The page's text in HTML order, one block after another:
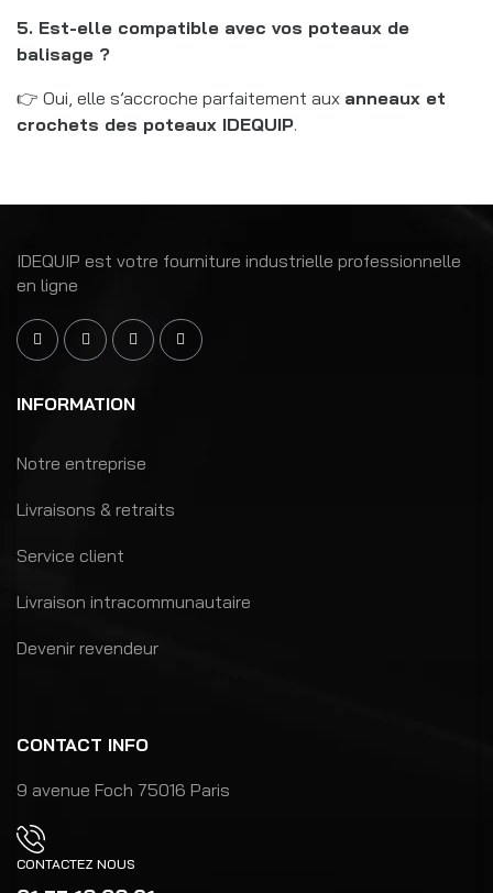
5. Est-elle compatible avec vos poteaux de
balisage ?
👉 Oui, elle s’accroche parfaitement aux anneaux et
crochets des poteaux IDEQUIP.
IDEQUIP est votre fourniture industrielle professionnelle
en ligne
INFORMATION
Notre entreprise
Livraisons & retraits
Service client
Livraison intracommunautaire
Devenir revendeur
CONTACT INFO
9 avenue Foch 75016 Paris
CONTACTEZ NOUS